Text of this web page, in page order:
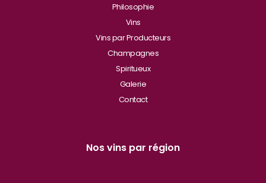
Philosophie
Vins
Vins par Producteurs
Champagnes
Spiritueux
Galerie
Contact
Nos vins par région